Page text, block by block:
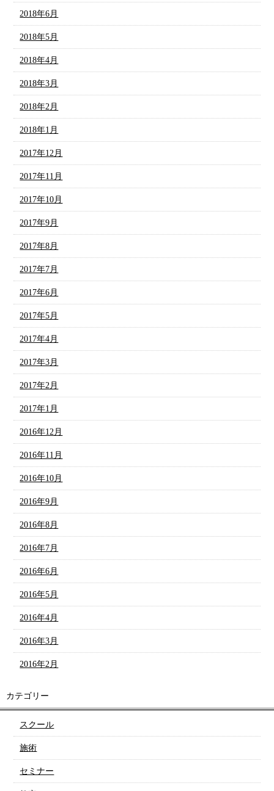
2018年6月
2018年5月
2018年4月
2018年3月
2018年2月
2018年1月
2017年12月
2017年11月
2017年10月
2017年9月
2017年8月
2017年7月
2017年6月
2017年5月
2017年4月
2017年3月
2017年2月
2017年1月
2016年12月
2016年11月
2016年10月
2016年9月
2016年8月
2016年7月
2016年6月
2016年5月
2016年4月
2016年3月
2016年2月
カテゴリー
スクール
施術
セミナー